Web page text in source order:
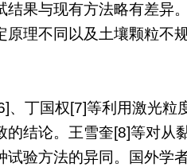
果与现有方法略有差异
理不同以及土壤颗粒不规
、丁国权[7]等利用激光粒
结论。王雪奎[8]等对从
验方法的异同。国外学